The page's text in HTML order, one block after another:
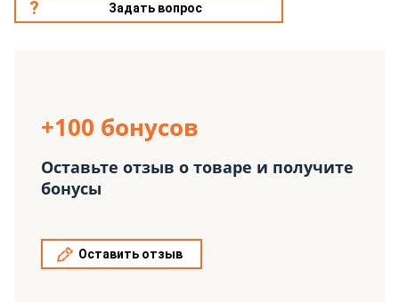
Задать вопрос
+100 бонусов
Оставьте отзыв о товаре и получите
бонусы
Оставить отзыв